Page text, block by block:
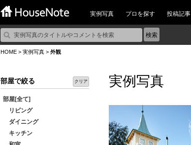
実例写真 プロを探す 投稿記事
HOME > 実例写真 > 外観
部屋で絞る クリア
部屋[全て]
リビング
ダイニング
キッチン
実例写真